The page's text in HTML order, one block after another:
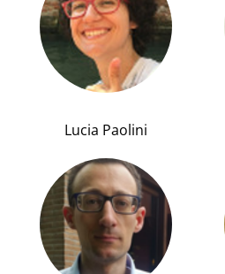
Lucia Paolini